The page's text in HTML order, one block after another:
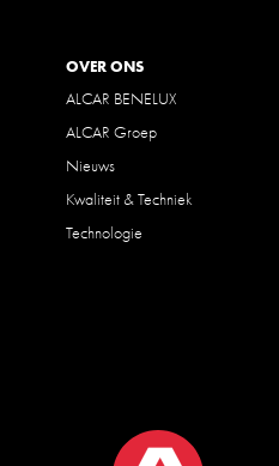
OVER ONS
ALCAR BENELUX
ALCAR Groep
Nieuws
Kwaliteit & Techniek
Technologie